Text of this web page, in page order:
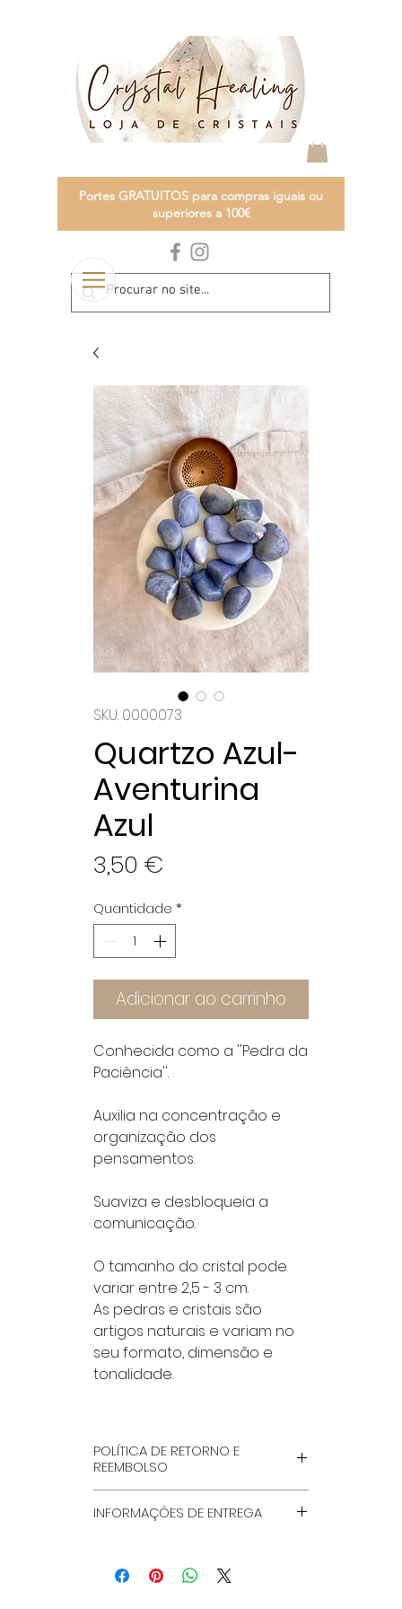
Portes GRATUITOS para compras iguais ou
superiores a 100€
SKU: 0000073
Quartzo Azul-
Aventurina
Azul
3,50 €
Quantidade *
Adicionar ao carrinho
Conhecida como a ''Pedra da
Paciência''.
Auxilia na concentração e
organização dos
pensamentos.
Suaviza e desbloqueia a
comunicação.
O tamanho do cristal pode
variar entre 2,5 - 3 cm.
As pedras e cristais são
artigos naturais e variam no
seu formato, dimensão e
tonalidade.
POLÍTICA DE RETORNO E
REEMBOLSO
PÁGINA ''TERMOS GERAIS E
NO RODAPÉ DO SITE.
A Crystal healing & Crafts
INFORMAÇÕES DE ENTREGA
A Loja Crystal Healing & Crafts
Store envia para Portugal